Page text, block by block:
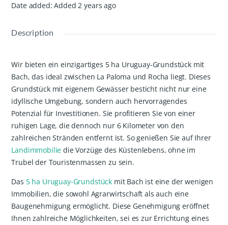
Date added: Added 2 years ago
Description
Wir bieten ein einzigartiges 5 ha Uruguay-Grundstück mit
Bach, das ideal zwischen La Paloma und Rocha liegt. Dieses
Grundstück mit eigenem Gewässer besticht nicht nur eine
idyllische Umgebung, sondern auch hervorragendes
Potenzial für Investitionen. Sie profitieren Sie von einer
ruhigen Lage, die dennoch nur 6 Kilometer von den
zahlreichen Stränden entfernt ist. So genießen Sie auf Ihrer
Landimmobilie die Vorzüge des Küstenlebens, ohne im
Trubel der Touristenmassen zu sein.
Das 5 ha Uruguay-Grundstück mit Bach ist eine der wenigen
Immobilien, die sowohl Agrarwirtschaft als auch eine
Baugenehmigung ermöglicht. Diese Genehmigung eröffnet
Ihnen zahlreiche Möglichkeiten, sei es zur Errichtung eines